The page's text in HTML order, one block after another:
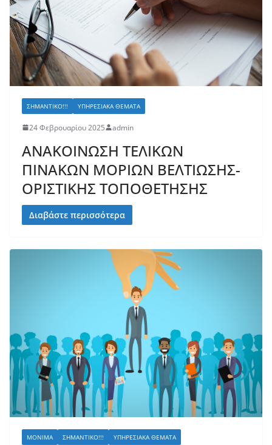
ΣΗΜΑΝΤΙΚΌ!!! ΥΠΗΡΕΣΙΑΚΆ ΘΈΜΑΤΑ
24 Φεβρουαρίου 2025 admin
ΑΝΑΚΟΙΝΩΣΗ ΤΕΛΙΚΩΝ
ΠΙΝΑΚΩΝ ΜΟΡΙΩΝ ΒΕΛΤΙΩΣΗΣ-
ΟΡΙΣΤΙΚΗΣ ΤΟΠΟΘΕΤΗΣΗΣ
Διαβάστε περισσότερα
ΜΌΝΙΜΑ ΣΗΜΑΝΤΙΚΌ!!! ΥΠΗΡΕΣΙΑΚΆ ΘΈΜΑΤΑ